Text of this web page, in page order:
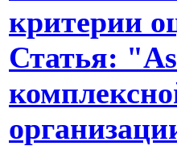
критерии
Статья: